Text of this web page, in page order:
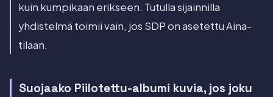
kuin kumpikaan erikseen. Tutulla sijainnilla
yhdistelmä toimii vain, jos SDP on asetettu Aina-
tilaan.
Suojaako Piilotettu-albumi kuvia, jos joku